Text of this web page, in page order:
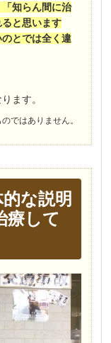
知らん間に治
と思います
とでは全く違
ます。
ではありません。
な説明
療して